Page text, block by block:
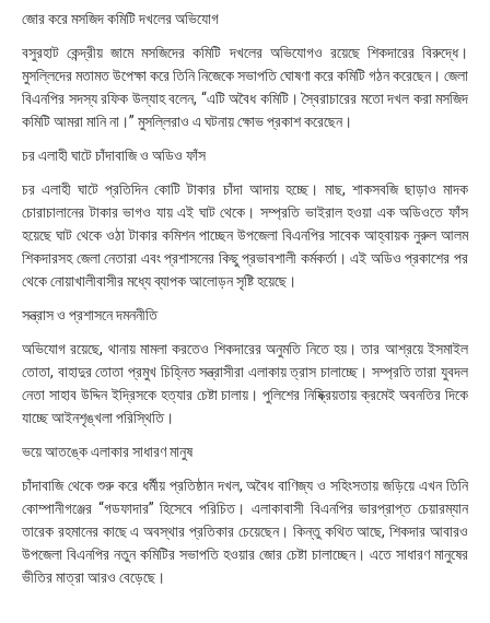
জোর করে মসজিদ কমিটি দখলের অভিযোগ
বসুরহাট কেন্দ্রীয় জামে মসজিদের কমিটি দখলের অভিযোগও রয়েছে শিকদারের বিরুদ্ধে।
মুসল্লিদের মতামত উপেক্ষা করে তিনি নিজেকে সভাপতি ঘোষণা করে কমিটি গঠন করেছেন। জেলা
বিএনপির সদস্য রফিক উল্যাহ বলেন, “এটি অবৈধ কমিটি। স্বৈরাচারের মতো দখল করা মসজিদ
কমিটি আমরা মানি না।” মুসল্লিরাও এ ঘটনায় ক্ষোভ প্রকাশ করেছেন।
চর এলাহী ঘাটে চাঁদাবাজি ও অডিও ফাঁস
চর এলাহী ঘাটে প্রতিদিন কোটি টাকার চাঁদা আদায় হচ্ছে। মাছ, শাকসবজি ছাড়াও মাদক
চোরাচালানের টাকার ভাগও যায় এই ঘাট থেকে। সম্প্রতি ভাইরাল হওয়া এক অডিওতে ফাঁস
হয়েছে ঘাট থেকে ওঠা টাকার কমিশন পাচ্ছেন উপজেলা বিএনপির সাবেক আহ্বায়ক নুরুল আলম
শিকদারসহ জেলা নেতারা এবং প্রশাসনের কিছু প্রভাবশালী কর্মকর্তা। এই অডিও প্রকাশের পর
থেকে নোয়াখালীবাসীর মধ্যে ব্যাপক আলোড়ন সৃষ্টি হয়েছে।
সন্ত্রাস ও প্রশাসনে দমননীতি
অভিযোগ রয়েছে, থানায় মামলা করতেও শিকদারের অনুমতি নিতে হয়। তার আশ্রয়ে ইসমাইল
তোতা, বাহাদুর তোতা প্রমুখ চিহ্নিত সন্ত্রাসীরা এলাকায় ত্রাস চালাচ্ছে। সম্প্রতি তারা যুবদল
নেতা সাহাব উদ্দিন ইদ্রিসকে হত্যার চেষ্টা চালায়। পুলিশের নিষ্ক্রিয়তায় ক্রমেই অবনতির দিকে
যাচ্ছে আইনশৃঙ্খলা পরিস্থিতি।
ভয়ে আতঙ্কে এলাকার সাধারণ মানুষ
চাঁদাবাজি থেকে শুরু করে ধর্মীয় প্রতিষ্ঠান দখল, অবৈধ বাণিজ্য ও সহিংসতায় জড়িয়ে এখন তিনি
কোম্পানীগঞ্জের “গডফাদার” হিসেবে পরিচিত। এলাকাবাসী বিএনপির ভারপ্রাপ্ত চেয়ারম্যান
তারেক রহমানের কাছে এ অবস্থার প্রতিকার চেয়েছেন। কিন্তু কথিত আছে, শিকদার আবারও
উপজেলা বিএনপির নতুন কমিটির সভাপতি হওয়ার জোর চেষ্টা চালাচ্ছেন। এতে সাধারণ মানুষের
ভীতির মাত্রা আরও বেড়েছে।